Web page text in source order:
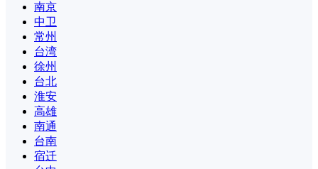
南京
中卫
常州
台湾
徐州
台北
淮安
高雄
南通
台南
宿迁